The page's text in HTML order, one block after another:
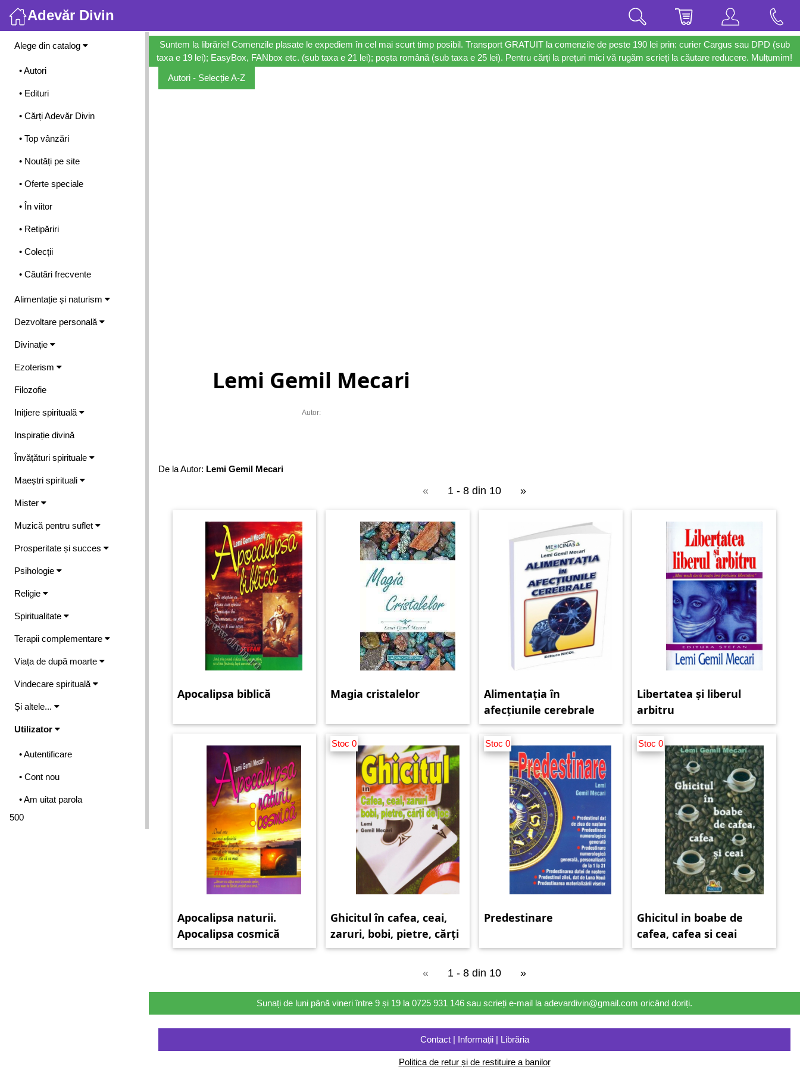
Adevăr Divin
Meniu
Alege din catalog
• Autori
• Edituri
• Cărți Adevăr Divin
• Top vânzări
• Noutăți pe site
• Oferte speciale
• În viitor
• Retipăriri
• Colecții
• Căutări frecvente
Alimentație și naturism
Dezvoltare personală
Divinație
Ezoterism
Filozofie
Inițiere spirituală
Inspirație divină
Învățături spirituale
Maeștri spirituali
Mister
Muzică pentru suflet
Prosperitate și succes
Psihologie
Religie
Spiritualitate
Terapii complementare
Viața de după moarte
Vindecare spirituală
Și altele...
Utilizator
• Autentificare
• Cont nou
• Am uitat parola
500
Suntem la librărie! Comenzile plasate le expediem în cel mai scurt timp posibil. Transport GRATUIT la comenzile de peste 190 lei prin: curier Cargus sau DPD (sub
taxa e 19 lei); EasyBox, FANbox etc. (sub taxa e 21 lei); poșta română (sub taxa e 25 lei). Pentru cărți la prețuri mici vă rugăm scrieți la căutare reducere. Mulțumim!
Autori - Selecție A-Z
Lemi Gemil Mecari
Autor:
De la Autor: Lemi Gemil Mecari
« 1 - 8 din 10 »
Apocalipsa biblică Magia cristalelor
Alimentația în
afecțiunile cerebrale
Libertatea și liberul
arbitru
Apocalipsa naturii.
Apocalipsa cosmică
Stoc 0
Ghicitul în cafea, ceai,
zaruri, bobi, pietre, cărți
de joc
Stoc 0
Predestinare
Stoc 0
Ghicitul in boabe de
cafea, cafea si ceai
« 1 - 8 din 10 »
Sunați de luni până vineri între 9 și 19 la 0725 931 146 sau scrieți e-mail la adevardivin@gmail.com oricând doriți.
Contact | Informații | Librăria
Politica de retur și de restituire a banilor